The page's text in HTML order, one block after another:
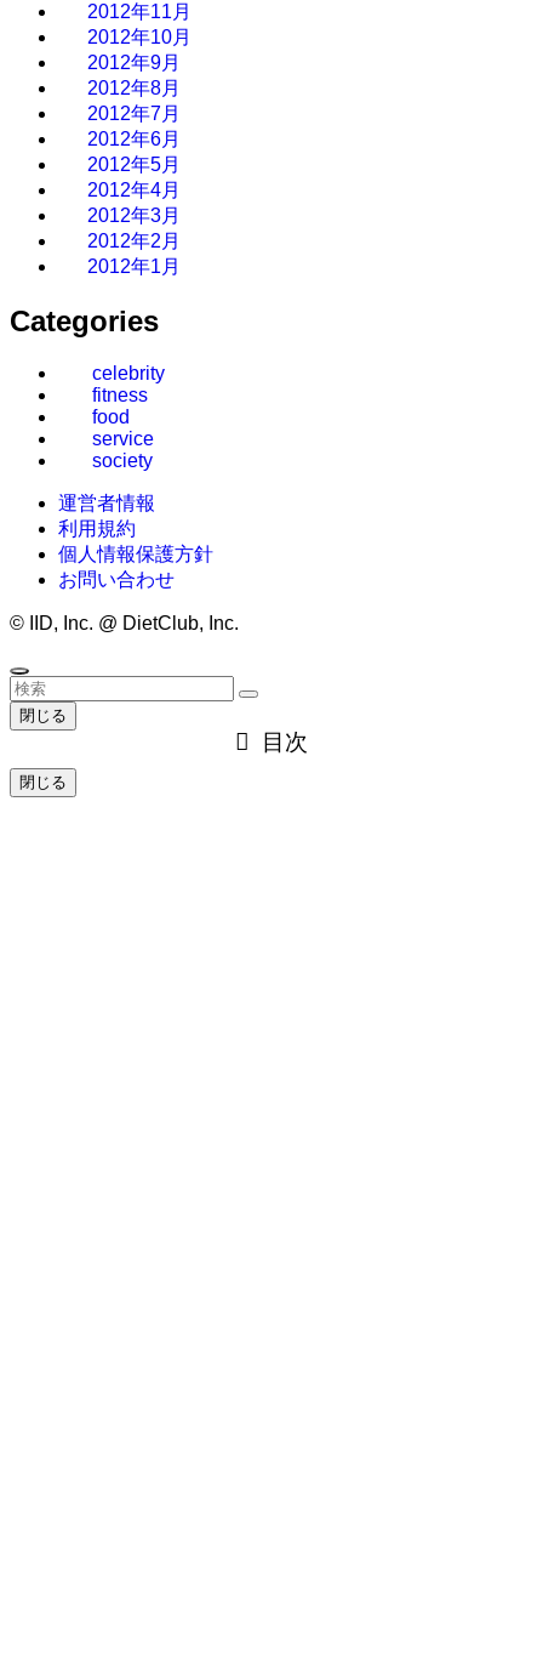
2012年11月
2012年10月
2012年9月
2012年8月
2012年7月
2012年6月
2012年5月
2012年4月
2012年3月
2012年2月
2012年1月
Categories
celebrity
fitness
food
service
society
運営者情報
利用規約
個人情報保護方針
お問い合わせ
© IID, Inc. @ DietClub, Inc.
閉じる
目次
閉じる